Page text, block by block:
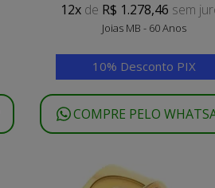
12x de R$ 1.278,46 sem
Joias MB - 60 Anos
10% Desconto PIX
COMPRE PELO